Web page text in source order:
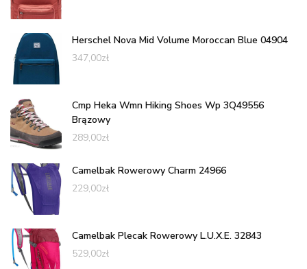
Herschel Nova Mid Volume Moroccan Blue 04904
347,00zł
Cmp Heka Wmn Hiking Shoes Wp 3Q49556
Brązowy
289,00zł
Camelbak Rowerowy Charm 24966
229,00zł
Camelbak Plecak Rowerowy L.U.X.E. 32843
529,00zł